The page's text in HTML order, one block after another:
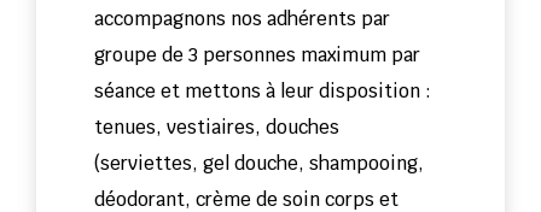
accompagnons nos adhérents par
groupe de 3 personnes maximum par
séance et mettons à leur disposition :
tenues, vestiaires, douches
(serviettes, gel douche, shampooing,
déodorant, crème de soin corps et